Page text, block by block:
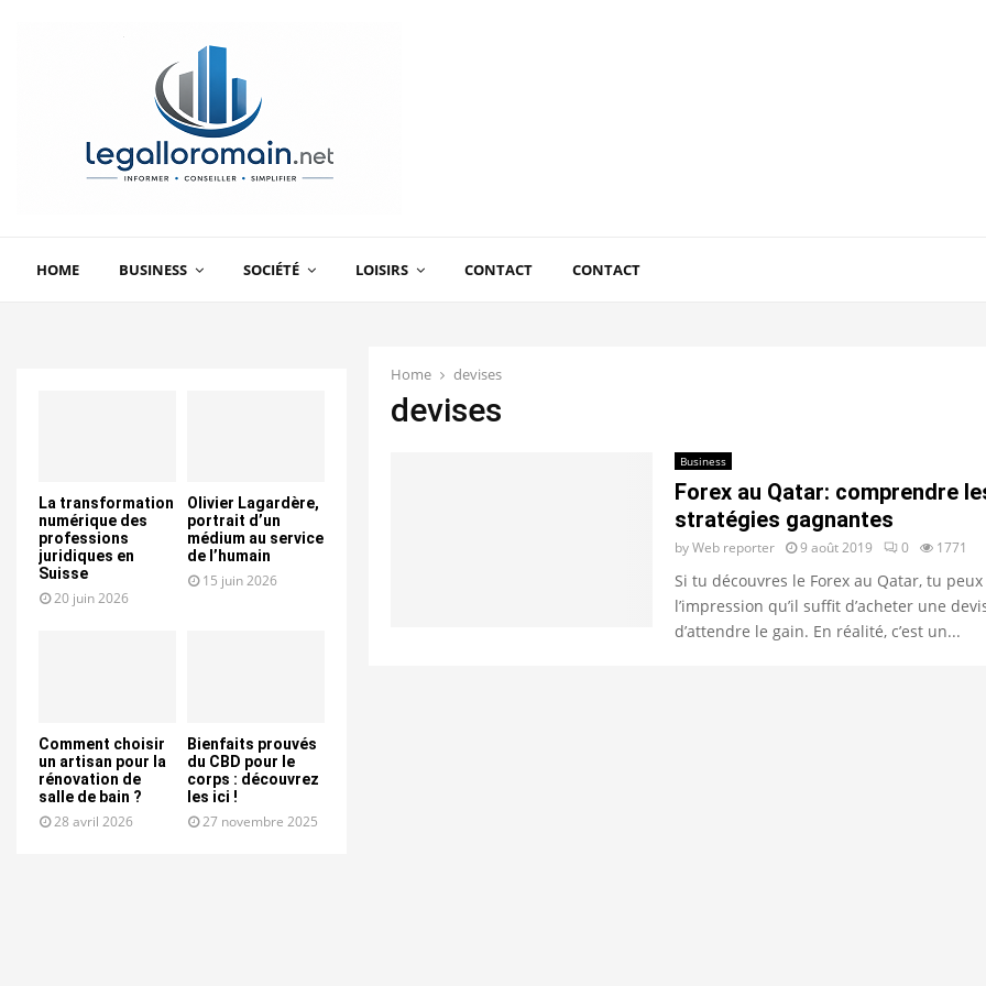
HOME BUSINESS SOCIÉTÉ LOISIRS CONTACT CONTACT
Home devises
devises
Business
Forex au Qatar: comprendre
stratégies gagnantes
byWeb reporter 9 août 2019 0 1771
Si tu découvres le Forex au Qatar, tu
l’impression qu’il suffit d’acheter une
d’attendre le gain. En réalité, c’est un...
La transformation
numérique des
professions
juridiques en
Suisse
20 juin 2026
Olivier Lagardère,
portrait d’un
médium au service
de l’humain
15 juin 2026
Comment choisir
un artisan pour la
rénovation de
salle de bain ?
28 avril 2026
Bienfaits prouvés
du CBD pour le
corps : découvrez
les ici !
27 novembre 2025